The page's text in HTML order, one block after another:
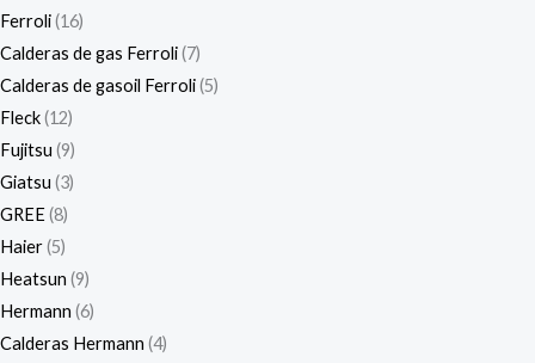
Ferroli 16
Calderas de gas Ferroli 7
Calderas de gasoil Ferroli 5
Fleck 12
Fujitsu 9
Giatsu 3
GREE 8
Haier 5
Heatsun 9
Hermann 6
Calderas Hermann 4